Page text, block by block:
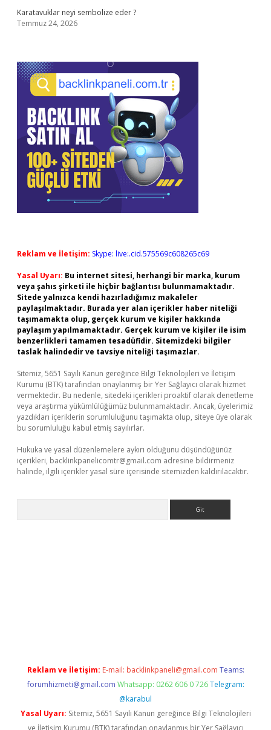
Karatavuklar neyi sembolize eder ?
Temmuz 24, 2026
Reklam ve İletişim: Skype: live:.cid.575569c608265c69
Yasal Uyarı: Bu internet sitesi, herhangi bir marka, kurum
veya şahıs şirketi ile hiçbir bağlantısı bulunmamaktadır.
Sitede yalnızca kendi hazırladığımız makaleler
paylaşılmaktadır. Burada yer alan içerikler haber niteliği
taşımamakta olup, gerçek kurum ve kişiler hakkında
paylaşım yapılmamaktadır. Gerçek kurum ve kişiler ile isim
benzerlikleri tamamen tesadüfidir. Sitemizdeki bilgiler
taslak halindedir ve tavsiye niteliği taşımazlar.
Sitemiz, 5651 Sayılı Kanun gereğince Bilgi Teknolojileri ve İletişim
Kurumu (BTK) tarafından onaylanmış bir Yer Sağlayıcı olarak hizmet
vermektedir. Bu nedenle, sitedeki içerikleri proaktif olarak denetleme
veya araştırma yükümlülüğümüz bulunmamaktadır. Ancak, üyelerimiz
yazdıkları içeriklerin sorumluluğunu taşımakta olup, siteye üye olarak
bu sorumluluğu kabul etmiş sayılırlar.
Hukuka ve yasal düzenlemelere aykırı olduğunu düşündüğünüz
içerikleri, backlinkpanelicomtr@gmail.com adresine bildirmeniz
halinde, ilgili içerikler yasal süre içerisinde sitemizden kaldırılacaktır.
Reklam ve İletişim: E-mail: backlinkpaneli@gmail.com Teams:
forumhizmeti@gmail.com Whatsapp: 0262 606 0 726 Telegram:
@karabul
Yasal Uyarı: Sitemiz, 5651 Sayılı Kanun gereğince Bilgi Teknolojileri
ve İletişim Kurumu (BTK) tarafından onaylanmış bir Yer Sağlayıcı